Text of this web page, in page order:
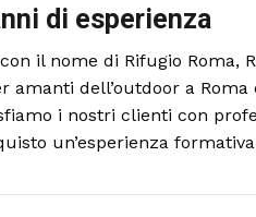
di esperienza
il nome di Rifugio Roma,
amanti dell’outdoor a Roma
i nostri clienti con
un’esperienza